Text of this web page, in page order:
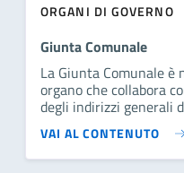
ORGANI DI GOVERNO
Giunta Comunale
La Giunta Comunale è
organo che collabora
degli indirizzi generali
VAI AL CONTENUTO